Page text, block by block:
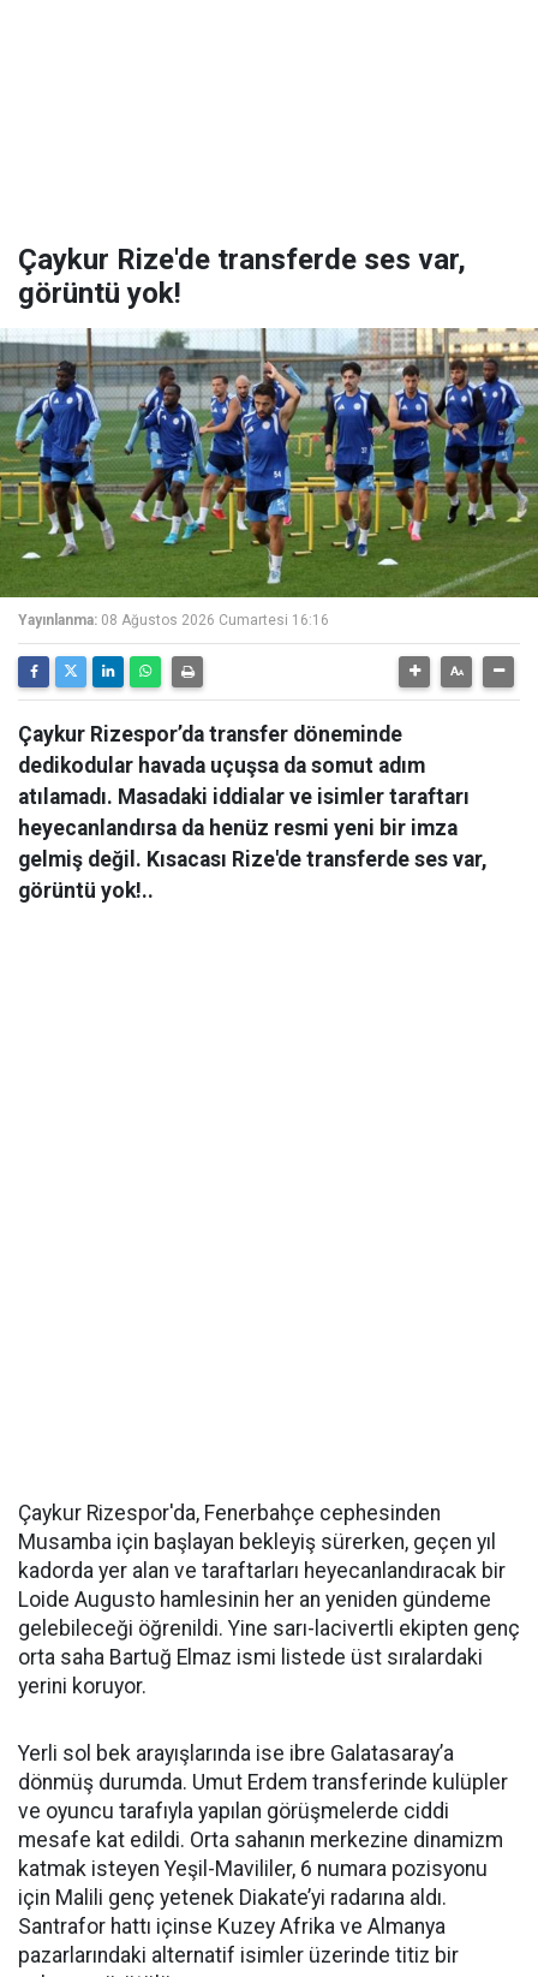
Çaykur Rize'de transferde ses var,
görüntü yok!
Yayınlanma: 08 Ağustos 2026 Cumartesi 16:16
Çaykur Rizespor’da transfer döneminde
dedikodular havada uçuşsa da somut adım
atılamadı. Masadaki iddialar ve isimler taraftarı
heyecanlandırsa da henüz resmi yeni bir imza
gelmiş değil. Kısacası Rize'de transferde ses var,
görüntü yok!..
Çaykur Rizespor'da, Fenerbahçe cephesinden
Musamba için başlayan bekleyiş sürerken, geçen yıl
kadorda yer alan ve taraftarları heyecanlandıracak bir
Loide Augusto hamlesinin her an yeniden gündeme
gelebileceği öğrenildi. Yine sarı-lacivertli ekipten genç
orta saha Bartuğ Elmaz ismi listede üst sıralardaki
yerini koruyor.
Yerli sol bek arayışlarında ise ibre Galatasaray’a
dönmüş durumda. Umut Erdem transferinde kulüpler
ve oyuncu tarafıyla yapılan görüşmelerde ciddi
mesafe kat edildi. Orta sahanın merkezine dinamizm
katmak isteyen Yeşil-Mavililer, 6 numara pozisyonu
için Malili genç yetenek Diakate’yi radarına aldı.
Santrafor hattı içinse Kuzey Afrika ve Almanya
pazarlarındaki alternatif isimler üzerinde titiz bir